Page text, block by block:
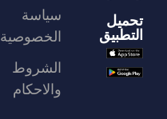
تحميل
التطبيق
سياسة
الخصوصية
الشروط
والاحكام